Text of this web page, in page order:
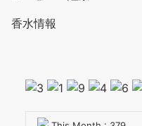
香水情報